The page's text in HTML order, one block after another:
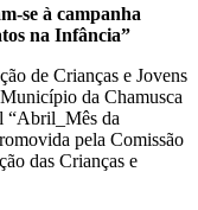
se à campanha
na Infância”
de Crianças e Jovens
da Chamusca
“Abril_Mês da
pela Comissão
das Crianças e